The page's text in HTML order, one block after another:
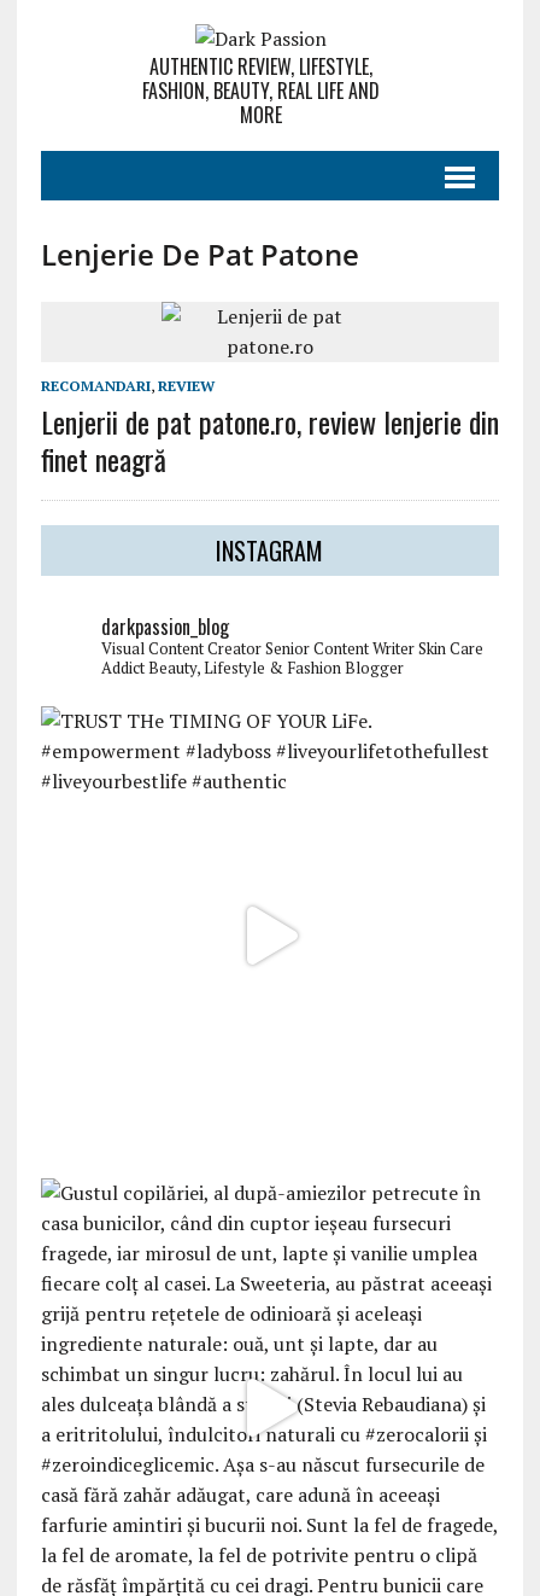
AUTHENTIC REVIEW, LIFESTYLE,
FASHION, BEAUTY, REAL LIFE AND
MORE
Lenjerie De Pat Patone
RECOMANDARI, REVIEW
Lenjerii de pat patone.ro, review lenjerie din
finet neagră
INSTAGRAM
darkpassion_blog
Visual Content CreatorSenior Content WriterSkin Care
AddictBeauty, Lifestyle & Fashion Blogger